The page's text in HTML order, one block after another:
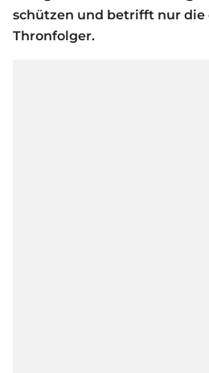
schützen und betrifft nur die
Thronfolger.